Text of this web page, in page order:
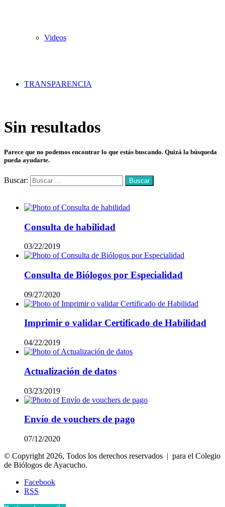
Videos
TRANSPARENCIA
Sin resultados
Parece que no podemos encontrar lo que estás buscando. Quizá la búsqueda
pueda ayudarte.
Buscar:
Consulta de habilidad
03/22/2019
Consulta de Biólogos por Especialidad
09/27/2020
Imprimir o validar Certificado de Habilidad
04/22/2019
Actualización de datos
03/23/2019
Envío de vouchers de pago
07/12/2020
© Copyright 2026, Todos los derechos reservados | para el Colegio
de Biólogos de Ayacucho.
Facebook
RSS